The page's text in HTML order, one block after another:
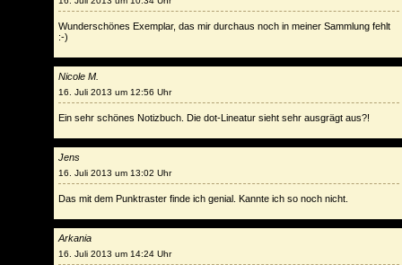
Wunderschönes Exemplar, das mir durchaus noch in meiner Sammlung fehlt
:-)
Nicole M.
16. Juli 2013 um 12:56 Uhr
Ein sehr schönes Notizbuch. Die dot-Lineatur sieht sehr ausgrägt aus?!
Jens
16. Juli 2013 um 13:02 Uhr
Das mit dem Punktraster finde ich genial. Kannte ich so noch nicht.
Arkania
16. Juli 2013 um 14:24 Uhr